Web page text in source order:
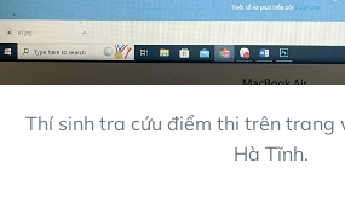
Thí sinh tra cứu điểm thi trên trang
Hà Tĩnh.